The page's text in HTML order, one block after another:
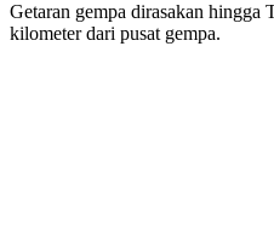
Getaran gempa dirasakan hingga
kilometer dari pusat gempa.